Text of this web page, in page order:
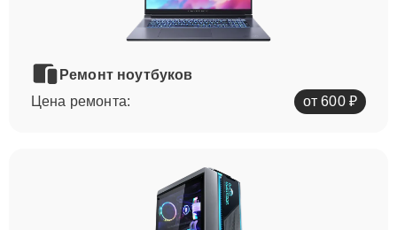
Ремонт ноутбуков
Цена ремонта:
от 600 ₽